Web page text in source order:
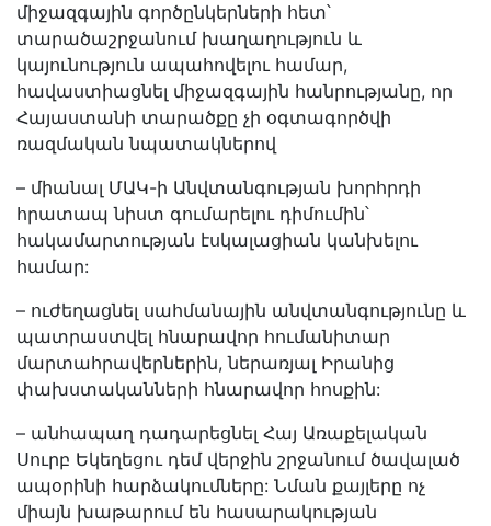
միջազգային գործընկերների հետ՝
տարածաշրջանում խաղաղություն և
կայունություն ապահովելու համար,
հավաստիացնել միջազգային հանրությանը, որ
Հայաստանի տարածքը չի օգտագործվի
ռազմական նպատակներով
– միանալ ՄԱԿ-ի Անվտանգության խորհրդի
հրատապ նիստ գումարելու դիմումին՝
հակամարտության էսկալացիան կանխելու
համար:
– ուժեղացնել սահմանային անվտանգությունը և
պատրաստվել հնարավոր հումանիտար
մարտահրավերներին, ներառյալ Իրանից
փախստականների հնարավոր հոսքին:
– անհապաղ դադարեցնել Հայ Առաքելական
Սուրբ Եկեղեցու դեմ վերջին շրջանում ծավալած
ապօրինի հարձակումները: Նման քայլերը ոչ
միայն խաթարում են հասարակության